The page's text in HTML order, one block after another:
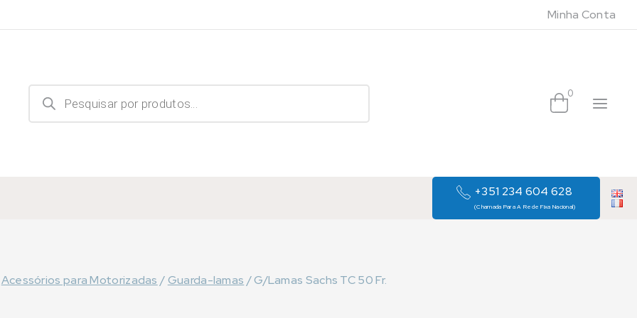
Minha Conta
Products
search 0
+351 234 604 628
(Chamada Para A Rede Fixa Nacional)
Acessórios para Motorizadas /Guarda-lamas /G/Lamas Sachs TC 50 Fr.